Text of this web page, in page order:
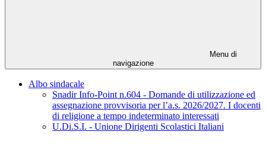
Menu di
navigazione
Albo sindacale
Snadir Info-Point n.604 - Domande di utilizzazione ed
assegnazione provvisoria per l’a.s. 2026/2027. I docenti
di religione a tempo indeterminato interessati
U.Di.S.I. - Unione Dirigenti Scolastici Italiani